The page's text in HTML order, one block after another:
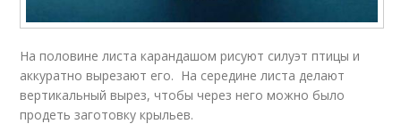
На половине листа карандашом рисуют силуэт птицы и
аккуратно вырезают его. На середине листа делают
вертикальный вырез, чтобы через него можно было
продеть заготовку крыльев.